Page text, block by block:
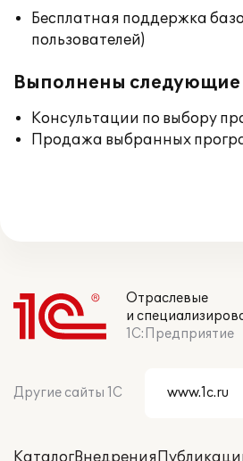
Бесплатная поддержка
пользователей)
Выполнены следующие
Консультации по выбору
Продажа выбранных
Отраслевые
и
1С:Предприятие
Другие сайты 1С
КаталогВнедрения